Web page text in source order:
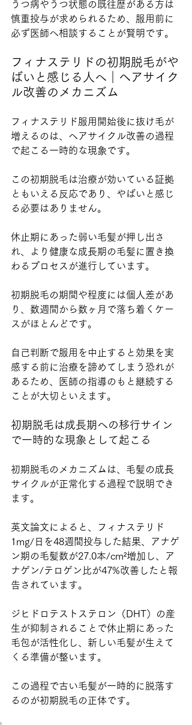
うつ病やうつ状態の既往歴がある方は
慎重投与が求められるため、服用前に
必ず医師へ相談することが賢明です。
フィナステリドの初期脱毛がや
ばいと感じる人へ｜ヘアサイク
ル改善のメカニズム
フィナステリド服用開始後に抜け毛が
増えるのは、ヘアサイクル改善の過程
で起こる一時的な現象です。
この初期脱毛は治療が効いている証拠
ともいえる反応であり、やばいと感じ
る必要はありません。
休止期にあった弱い毛髪が押し出さ
れ、より健康な成長期の毛髪に置き換
わるプロセスが進行しています。
初期脱毛の期間や程度には個人差があ
り、数週間から数ヶ月で落ち着くケー
スがほとんどです。
自己判断で服用を中止すると効果を実
感する前に治療を諦めてしまう恐れが
あるため、医師の指導のもと継続する
ことが大切といえます。
初期脱毛は成長期への移行サイン
で一時的な現象として起こる
初期脱毛のメカニズムは、毛髪の成長
サイクルが正常化する過程で説明でき
ます。
英文論文によると、フィナステリド
1mg/日を48週間投与した結果、アナゲ
ン期の毛髪数が27.0本/cm²増加し、ア
ナゲン/テロゲン比が47%改善したと報
告されています。
ジヒドロテストステロン（DHT）の産
生が抑制されることで休止期にあった
毛包が活性化し、新しい毛髪が生えて
くる準備が整います。
この過程で古い毛髪が一時的に脱落す
るのが初期脱毛の正体です。